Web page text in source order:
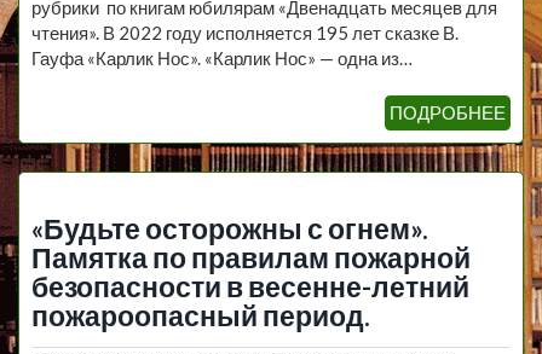
рубрики по книгам юбилярам «Двенадцать месяцев для
чтения». В 2022 году исполняется 195 лет сказке В.
Гауфа «Карлик Нос». «Карлик Нос» — одна из…
ПОДРОБНЕЕ
«Будьте осторожны с огнем».
Памятка по правилам пожарной
безопасности в весенне-летний
пожароопасный период.